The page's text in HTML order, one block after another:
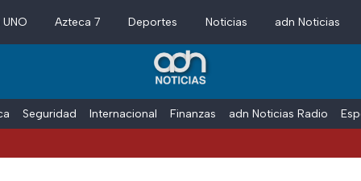
Azteca 7 Deportes Noticias adn Noticias
Seguridad Internacional Finanzas adn Noticias Radio